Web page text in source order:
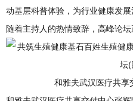
动基层科普体验，为行业健康发展
随着主持人的热情致辞，高峰论坛
和雅夫武汉医疗共享